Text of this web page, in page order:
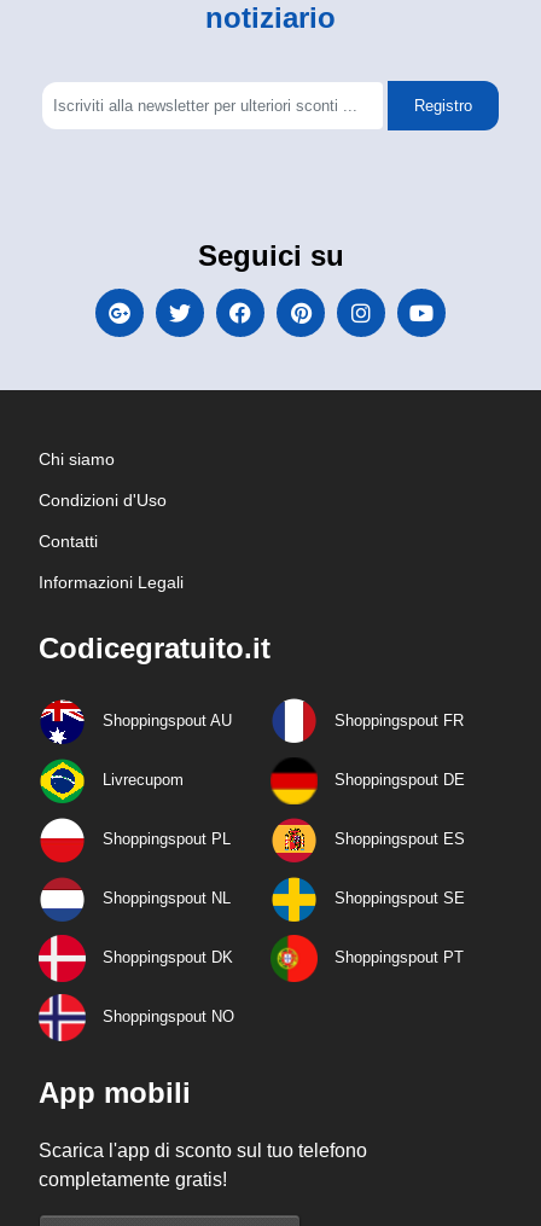
notiziario
Registro
Seguici su
Chi siamo
Condizioni d'Uso
Contatti
Informazioni Legali
Codicegratuito.it
Shoppingspout AU Shoppingspout FR
Livrecupom Shoppingspout DE
Shoppingspout PL Shoppingspout ES
Shoppingspout NL Shoppingspout SE
Shoppingspout DK Shoppingspout PT
Shoppingspout NO
App mobili
Scarica l'app di sconto sul tuo telefono
completamente gratis!